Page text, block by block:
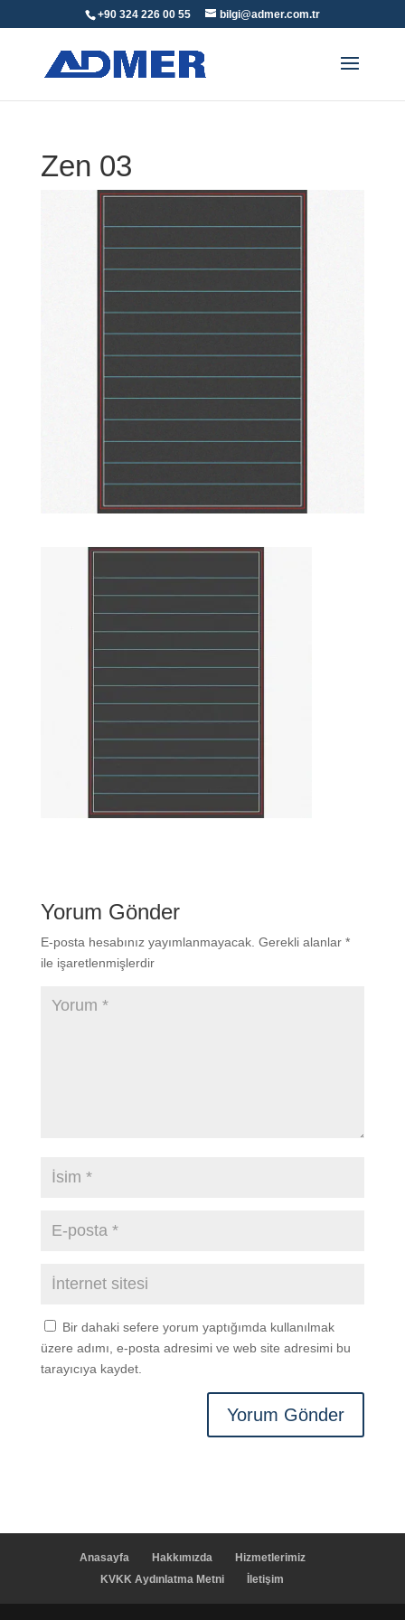
+90 324 226 00 55 bilgi@admer.com.tr
Zen 03
Yorum Gönder
E-posta hesabınız yayımlanmayacak. Gerekli alanlar *
ile işaretlenmişlerdir
Bir dahaki sefere yorum yaptığımda kullanılmak
üzere adımı, e-posta adresimi ve web site adresimi bu
tarayıcıya kaydet.
Anasayfa Hakkımızda
Hizmetlerimiz
KVKK Aydınlatma Metni
İletişim